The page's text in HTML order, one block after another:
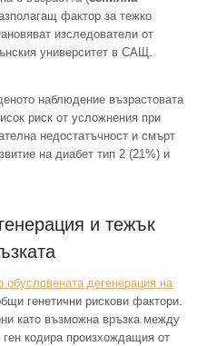
фактор за тежко
изследователи от
университет в САЩ.
наблюдение възрастовата
риск от усложнения при
недостатъчност и смърт
на диабет тип 2 (21%) и
и тежък
обусловената дегенерация на
генетични рискови фактори.
като възможна връзка между
кодира произхождащия от